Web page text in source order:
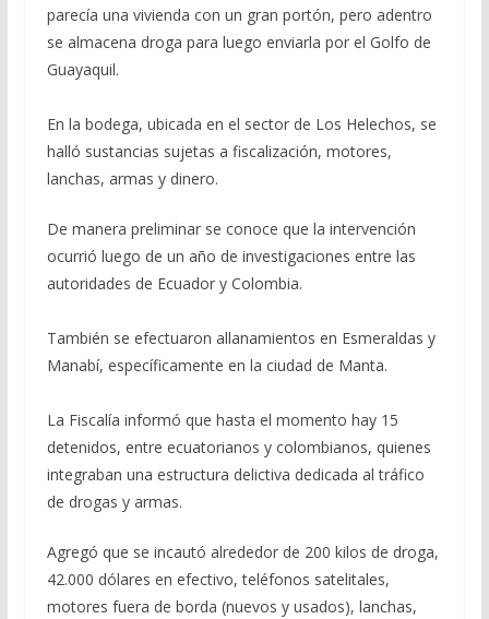
parecía una vivienda con un gran portón, pero adentro
se almacena droga para luego enviarla por el Golfo de
Guayaquil.
En la bodega, ubicada en el sector de Los Helechos, se
halló sustancias sujetas a fiscalización, motores,
lanchas, armas y dinero.
De manera preliminar se conoce que la intervención
ocurrió luego de un año de investigaciones entre las
autoridades de Ecuador y Colombia.
También se efectuaron allanamientos en Esmeraldas y
Manabí, específicamente en la ciudad de Manta.
La Fiscalía informó que hasta el momento hay 15
detenidos, entre ecuatorianos y colombianos, quienes
integraban una estructura delictiva dedicada al tráfico
de drogas y armas.
Agregó que se incautó alrededor de 200 kilos de droga,
42.000 dólares en efectivo, teléfonos satelitales,
motores fuera de borda (nuevos y usados), lanchas,